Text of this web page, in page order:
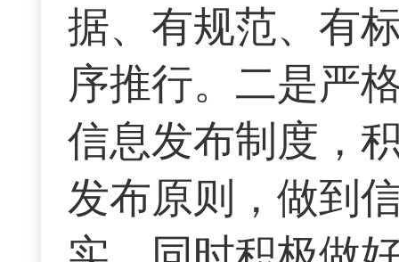
据、有规范、有
序推行。二是严
信息发布制度，
发布原则，做到